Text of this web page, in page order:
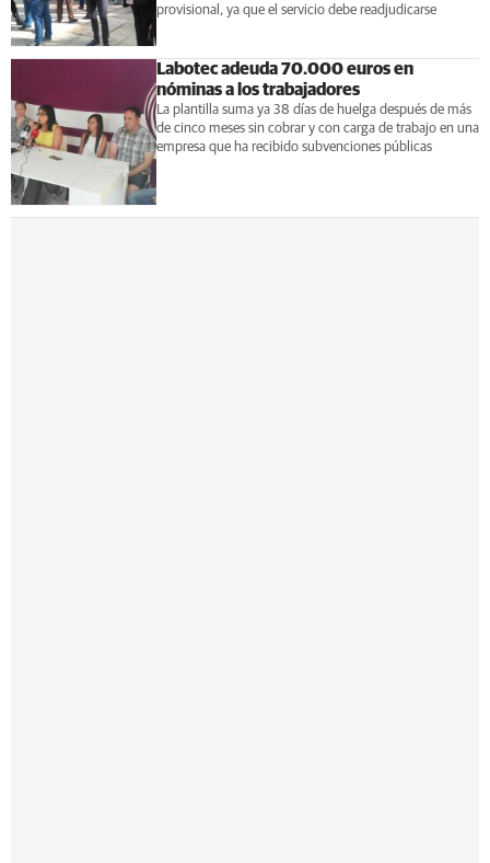
provisional, ya que el servicio debe readjudicarse
Labotec adeuda 70.000 euros en
nóminas a los trabajadores
La plantilla suma ya 38 días de huelga después de más
de cinco meses sin cobrar y con carga de trabajo en una
empresa que ha recibido subvenciones públicas